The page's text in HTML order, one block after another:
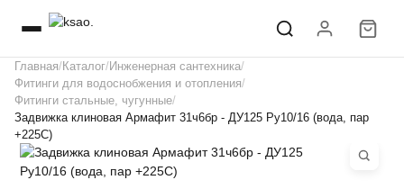
Главная Каталог Инженерная сантехника
Фитинги для водоснобжения и отопления
Фитинги стальные, чугунные
Задвижка клиновая Армафит 31ч6бр - ДУ125 Ру10/16 (вода, пар
+225С)